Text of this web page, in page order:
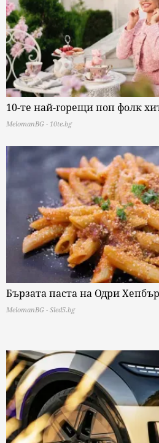
10-те най-горещи поп фолк
MelomanBG - 10te.bg
Бързата паста на Одри
MelomanBG - Sled5.bg